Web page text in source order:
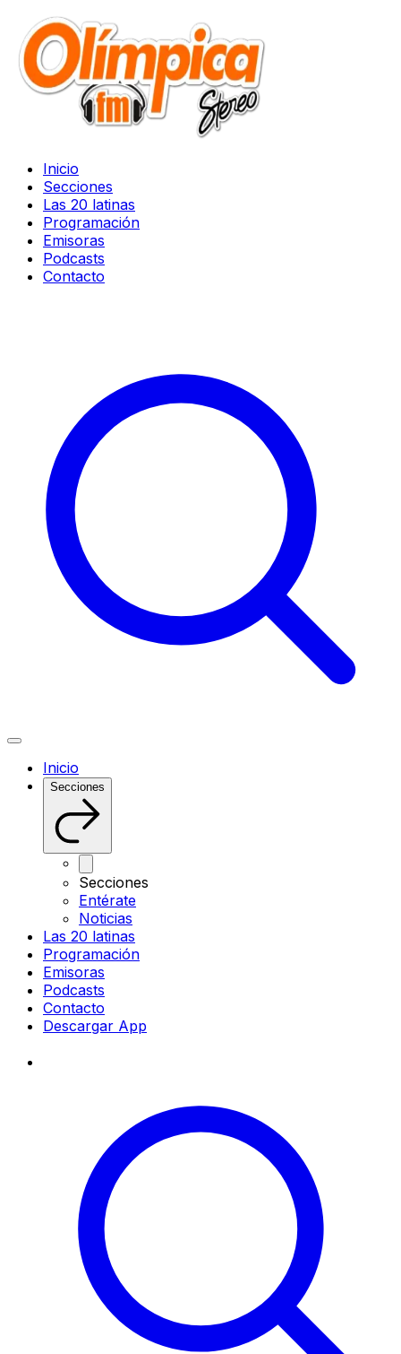
Inicio
Secciones
Las 20 latinas
Programación
Emisoras
Podcasts
Contacto
Inicio
Secciones
Secciones
Entérate
Noticias
Las 20 latinas
Programación
Emisoras
Podcasts
Contacto
Descargar App